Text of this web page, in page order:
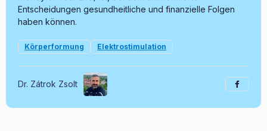
Entscheidungen gesundheitliche und finanzielle Folgen
haben können.
Körperformung Elektrostimulation
Dr. Zátrok Zsolt